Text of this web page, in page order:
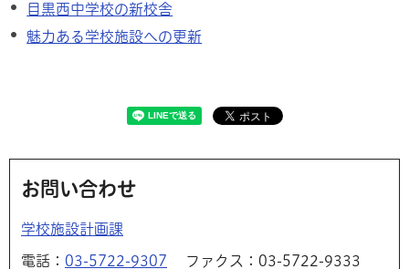
目黒西中学校の新校舎
魅力ある学校施設への更新
お問い合わせ
学校施設計画課
電話： 03-5722-9307 ファクス：03-5722-9333